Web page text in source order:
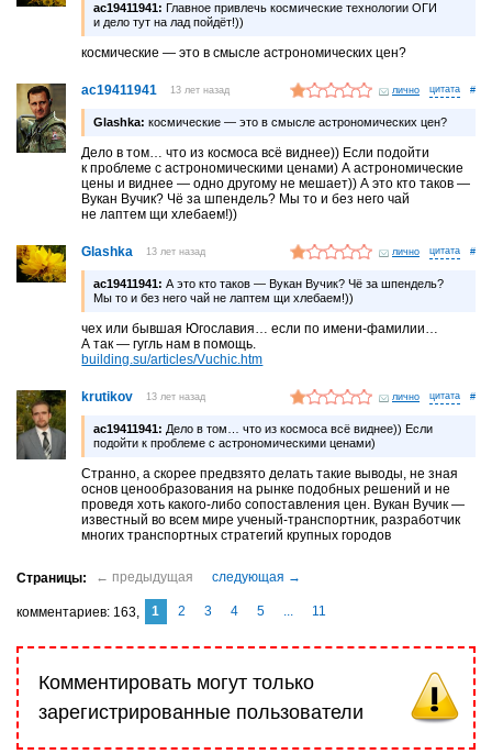
ac19411941: Главное привлечь космические технологии ОГИ
и дело тут на лад пойдёт!))
космические — это в смысле астрономических цен?
ac19411941 13 лет назад лично #
Glashka: космические — это в смысле астрономических цен?
Дело в том… что из космоса всё виднее)) Если подойти
к проблеме с астрономическими ценами) А астрономические
цены и виднее — одно другому не мешает)) А это кто таков —
Вукан Вучик? Чё за шпендель? Мы то и без него чай
не лаптем щи хлебаем!))
Glashka 13 лет назад лично #
ac19411941: А это кто таков — Вукан Вучик? Чё за шпендель?
Мы то и без него чай не лаптем щи хлебаем!))
чех или бывшая Югославия… если по имени-фамилии…
А так — гугль нам в помощь.
building.su/articles/Vuchic.htm
krutikov 13 лет назад лично #
ac19411941: Дело в том… что из космоса всё виднее)) Если
подойти к проблеме с астрономическими ценами)
Странно, а скорее предвзято делать такие выводы, не зная
основ ценообразования на рынке подобных решений и не
проведя хоть какого-либо сопоставления цен. Вукан Вучик —
известный во всем мире ученый-транспортник, разработчик
многих транспортных стратегий крупных городов
комментариев 163 1 2 3 4 5 ... 11
Комментировать могут только
зарегистрированные пользователи